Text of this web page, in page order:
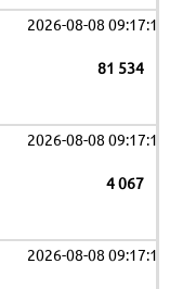
2026-08-08 09:17:19
81 534
2026-08-08 09:17:19
4 067
2026-08-08 09:17:19